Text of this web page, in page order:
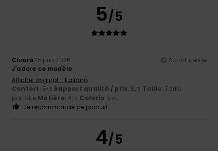
5/5
Chiara25 juin 2026
Achat vérifié
J'adore ce modèle
Afficher original - Italiano
Confort: 5/5 Rapport qualité / prix: 5/5 Taille: Taille
parfaite Matière: 4 /5 Coloris: 5 /5
Je recommande ce produit
4/5